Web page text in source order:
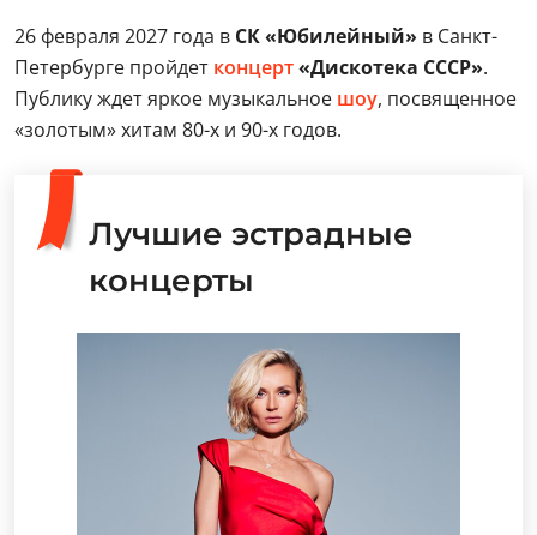
26 февраля 2027 года в СК «Юбилейный» в Санкт-
Петербурге пройдет концерт«Дискотека СССР».
Публику ждет яркое музыкальное шоу, посвященное
«золотым» хитам 80-х и 90-х годов.
Лучшие эстрадные
концерты